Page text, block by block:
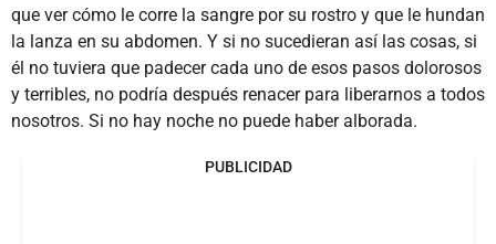
que ver cómo le corre la sangre por su rostro y que le hundan
la lanza en su abdomen. Y si no sucedieran así las cosas, si
él no tuviera que padecer cada uno de esos pasos dolorosos
y terribles, no podría después renacer para liberarnos a todos
nosotros. Si no hay noche no puede haber alborada.
PUBLICIDAD